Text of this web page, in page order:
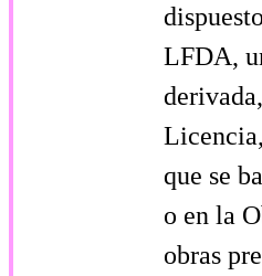
LFDA,
que se
o en la
obras